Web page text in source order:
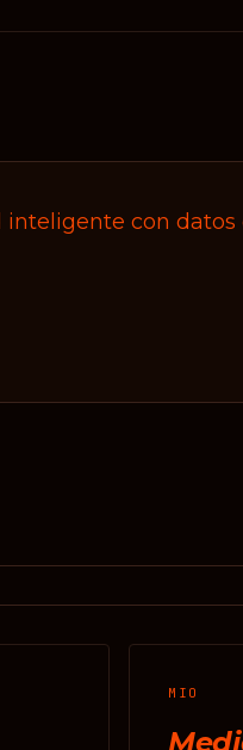
inteligente con datos
MIO